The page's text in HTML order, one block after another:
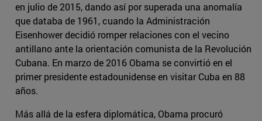
en julio de 2015, dando así por superada una anomalía
que databa de 1961, cuando la Administración
Eisenhower decidió romper relaciones con el vecino
antillano ante la orientación comunista de la Revolución
Cubana. En marzo de 2016 Obama se convirtió en el
primer presidente estadounidense en visitar Cuba en 88
años.
Más allá de la esfera diplomática, Obama procuró